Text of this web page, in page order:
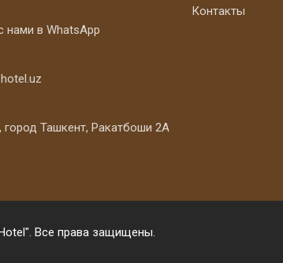
нами в WhatsApp
город Ташкент, Ракатбоши 2А
Контакты
Все права защищены.